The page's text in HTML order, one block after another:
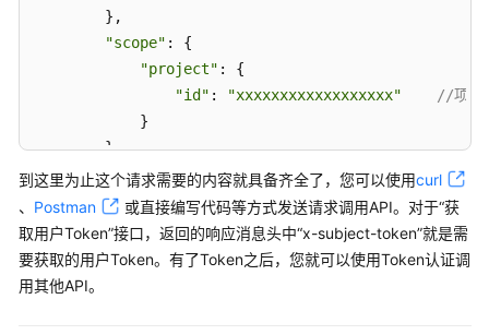
        },
"scope" : {
"project" : {
"id" : "xxxxxxxxxxxxxxxxxx"
//项目
            }
        }
    }
}
到这里为止这个请求需要的内容就具备齐全了，您可以使用curl
、 Postman
或直接编写代码等方式发送请求调用API。对于“获
取用户Token”接口，返回的响应消息头中“x-subject-token”就是需
要获取的用户Token。有了Token之后，您就可以使用Token认证调
用其他API。